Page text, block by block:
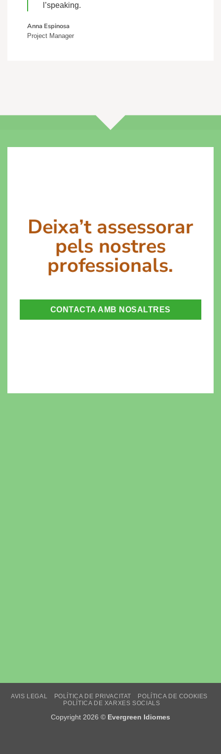
l’speaking.
Anna Espinosa
Project Manager
Deixa’t assessorar
pels nostres
professionals.
CONTACTA AMB NOSALTRES
AVIS LEGAL POLÍTICA DE PRIVACITAT
POLÍTICA DE COOKIES
POLÍTICA DE XARXES SOCIALS
Copyright 2026 © Evergreen Idiomes